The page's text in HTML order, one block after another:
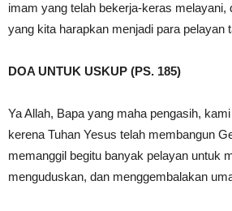
imam yang telah bekerja-keras melayani,
yang kita harapkan menjadi para pelayan
DOA UNTUK USKUP (PS. 185)
Ya Allah, Bapa yang maha pengasih,
kerena Tuhan Yesus telah membangun
memanggil begitu banyak pelayan untuk
menguduskan, dan menggembalakan